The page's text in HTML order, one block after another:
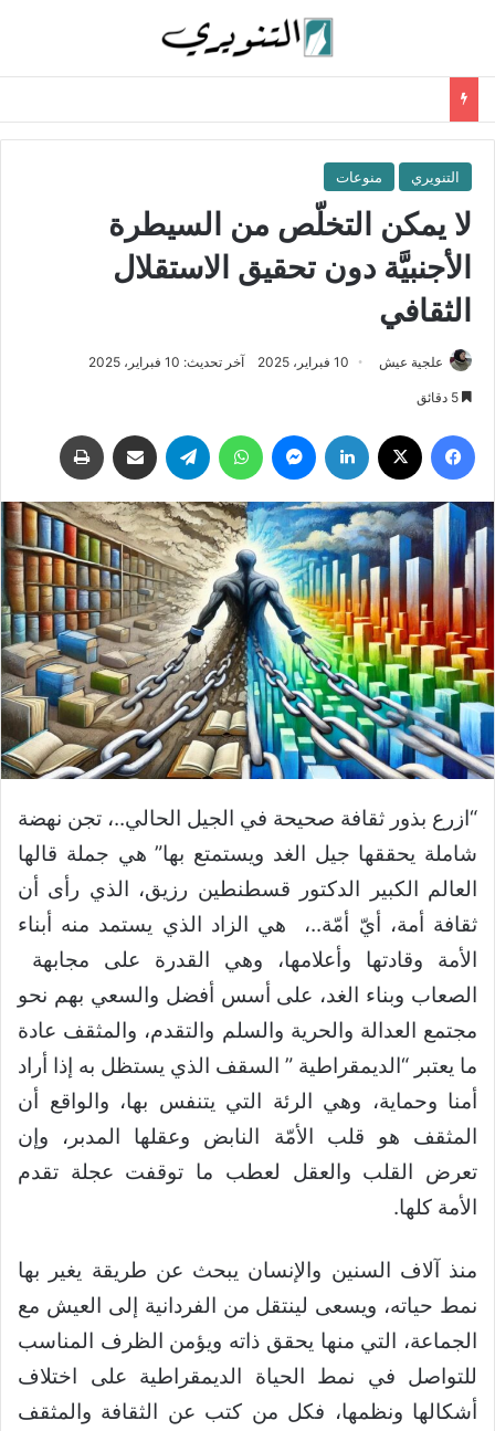
التنويري منوعات
لا يمكن التخلّص من السيطرة
الأجنبيَّة دون تحقيق الاستقلال
الثقافي
علجية عيش 10 فبراير، 2025 آخر تحديث: 10 فبراير، 2025
فيسبوك لينكدإن ماسنجر واتساب تيلقرام مشاركة عبر البريد
“ازرع بذور ثقافة صحيحة في الجيل الحالي..، تجن نهضة
شاملة يحققها جيل الغد ويستمتع بها” هي جملة قالها
العالم الكبير الدكتور قسطنطين رزيق، الذي رأى أن
ثقافة أمة، أيّ أمّة..، هي الزاد الذي يستمد منه أبناء
الأمة وقادتها وأعلامها، وهي القدرة على مجابهة
الصعاب وبناء الغد، على أسس أفضل والسعي بهم نحو
مجتمع العدالة والحرية والسلم والتقدم، والمثقف عادة
ما يعتبر “الديمقراطية ” السقف الذي يستظل به إذا أراد
أمنا وحماية، وهي الرئة التي يتنفس بها، والواقع أن
المثقف هو قلب الأمّة النابض وعقلها المدبر، وإن
تعرض القلب والعقل لعطب ما توقفت عجلة تقدم
الأمة كلها.
منذ آلاف السنين والإنسان يبحث عن طريقة يغير بها
نمط حياته، ويسعى لينتقل من الفردانية إلى العيش مع
الجماعة، التي منها يحقق ذاته ويؤمن الظرف المناسب
للتواصل في نمط الحياة الديمقراطية على اختلاف
أشكالها ونظمها، فكل من كتب عن الثقافة والمثقف